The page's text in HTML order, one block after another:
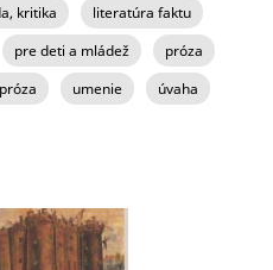
kritika
literatúra faktu
pre deti a mládež
próza
umenie
úvaha